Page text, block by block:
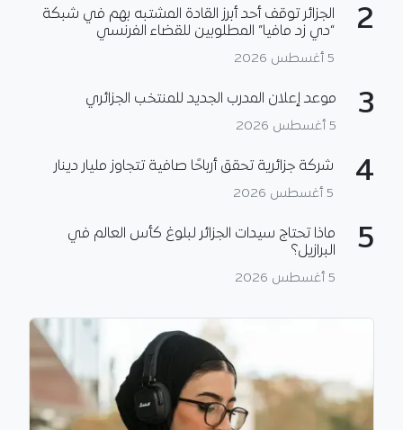
2
الجزائر توقف أحد أبرز القادة المشتبه بهم في شبكة
“دي زد مافيا” المطلوبين للقضاء الفرنسي
5 أغسطس 2026
3 موعد إعلان المدرب الجديد للمنتخب الجزائري
5 أغسطس 2026
4 شركة جزائرية تحقق أرباحًا صافية تتجاوز مليار دينار
5 أغسطس 2026
5
ماذا تحتاج سيدات الجزائر لبلوغ كأس العالم في
البرازيل؟
5 أغسطس 2026